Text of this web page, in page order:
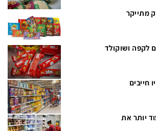
לאנג אמבישן
מתייקר
לקפה ושוקולד
חייבים
יותר את